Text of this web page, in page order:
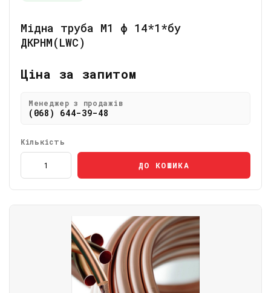
Мідна труба М1 ф 14*1*бу
ДКРНМ(LWC)
Ціна за запитом
Менеджер з продажів
(068) 644-39-48
Кількість
ДО КОШИКА